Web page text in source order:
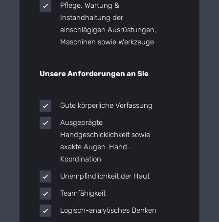
Pflege, Wartung &
Instandhaltung der
einschlägigen Ausrüstungen,
Maschinen sowie Werkzeuge
Unsere Anforderungen an Sie
Gute körperliche Verfassung
Ausgeprägte
Handgeschicklichkeit sowie
exakte Augen-Hand-
Koordination
Unempfindlichkeit der Haut
Teamfähigkeit
Logisch-analytisches Denken